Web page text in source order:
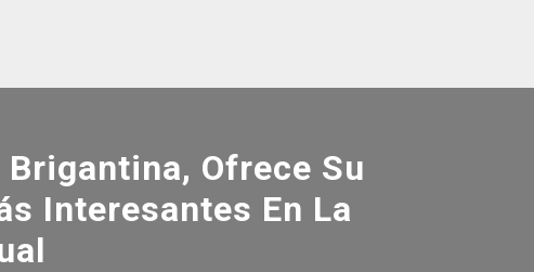
Ofrece Su
Interesantes En La